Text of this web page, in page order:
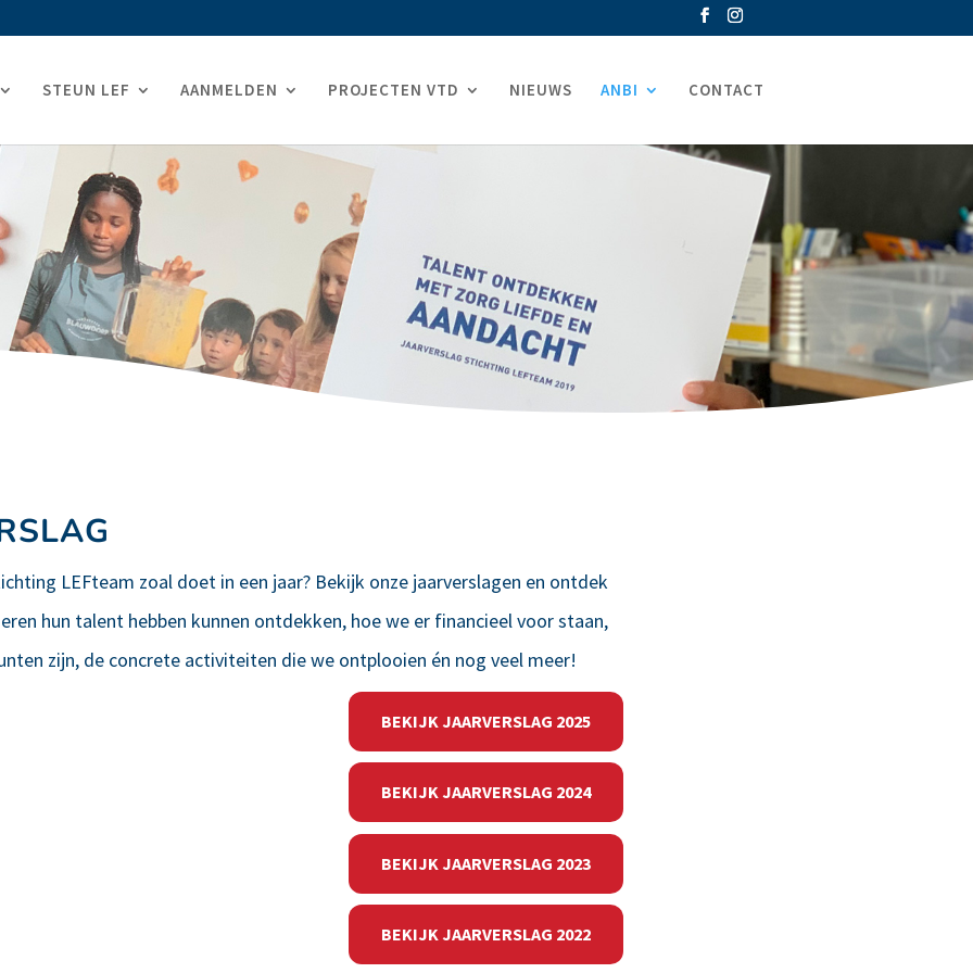
STEUN LEF AANMELDEN PROJECTEN VTD NIEUWS ANBI CONTACT
LEFteam zoal doet in een jaar? Bekijk onze jaarverslagen en ontdek
hun talent hebben kunnen ontdekken, hoe we er financieel voor staan,
zijn, de concrete activiteiten die we ontplooien én nog veel meer!
BEKIJK JAARVERSLAG 2025
BEKIJK JAARVERSLAG 2024
BEKIJK JAARVERSLAG 2023
BEKIJK JAARVERSLAG 2022